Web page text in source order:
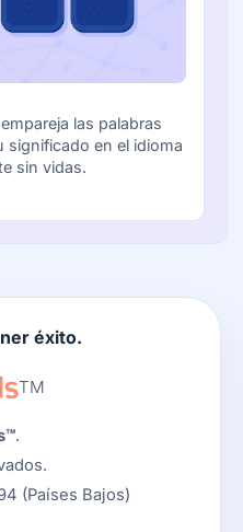
las palabras
significado en el idioma
sin vidas.
éxito.
TM
.
(Países Bajos)